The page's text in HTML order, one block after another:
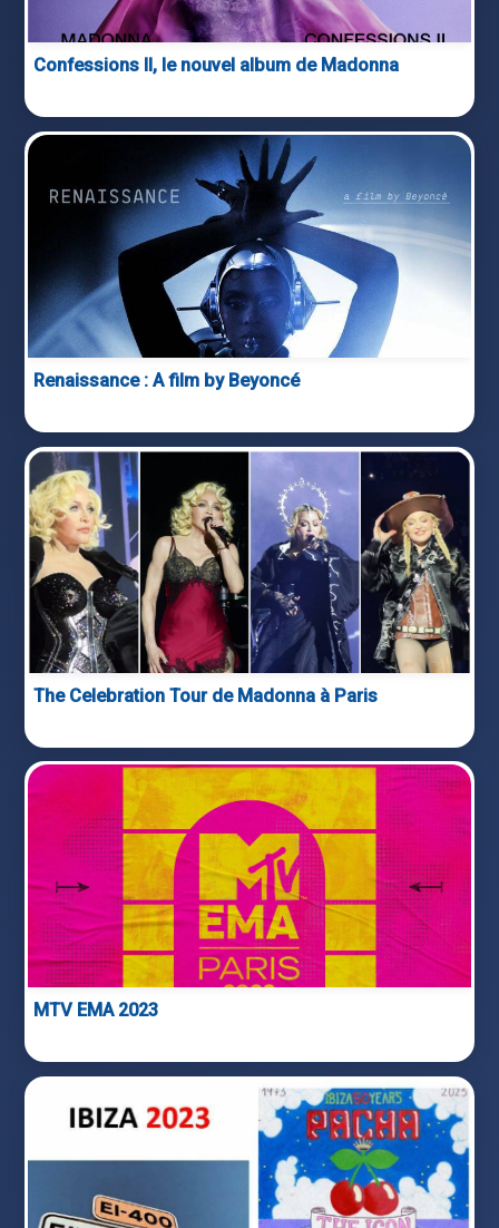
Confessions II, le nouvel album de Madonna
Renaissance : A film by Beyoncé
The Celebration Tour de Madonna à Paris
MTV EMA 2023